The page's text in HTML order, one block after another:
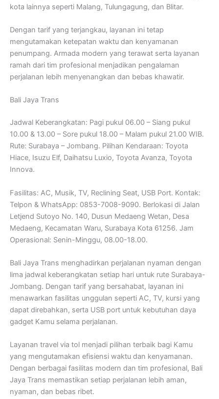
kota lainnya seperti Malang, Tulungagung, dan Blitar.
Dengan tarif yang terjangkau, layanan ini tetap
mengutamakan ketepatan waktu dan kenyamanan
penumpang. Armada modern yang terawat serta layanan
ramah dari tim profesional menjadikan pengalaman
perjalanan lebih menyenangkan dan bebas khawatir.
Bali Jaya Trans
Jadwal Keberangkatan: Pagi pukul 06.00 – Siang pukul
10.00 & 13.00 – Sore pukul 18.00 – Malam pukul 21.00 WIB.
Rute: Surabaya – Jombang. Pilihan Kendaraan: Toyota
Hiace, Isuzu Elf, Daihatsu Luxio, Toyota Avanza, Toyota
Innova.
Fasilitas: AC, Musik, TV, Reclining Seat, USB Port. Kontak:
Telpon & WhatsApp: 0853-7008-9090. Berlokasi di Jalan
Letjend Sutoyo No. 140, Dusun Medaeng Wetan, Desa
Medaeng, Kecamatan Waru, Surabaya Kota 61256. Jam
Operasional: Senin-Minggu, 08.00-18.00.
Bali Jaya Trans menghadirkan perjalanan nyaman dengan
lima jadwal keberangkatan setiap hari untuk rute Surabaya-
Jombang. Dengan tarif yang bersahabat, layanan ini
menawarkan fasilitas unggulan seperti AC, TV, kursi yang
dapat direbahkan, serta USB port untuk kebutuhan daya
gadget Kamu selama perjalanan.
Layanan travel via tol menjadi pilihan terbaik bagi Kamu
yang mengutamakan efisiensi waktu dan kenyamanan.
Dengan berbagai fasilitas modern dan tim profesional, Bali
Jaya Trans memastikan setiap perjalanan lebih aman,
nyaman, dan bebas ribet.